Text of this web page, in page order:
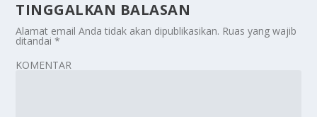
TINGGALKAN BALASAN
Alamat email Anda tidak akan dipublikasikan. Ruas yang wajib
ditandai*
KOMENTAR